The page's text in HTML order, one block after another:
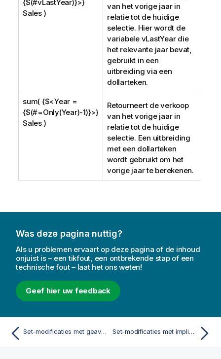
{$(#vLastYear)}>}
Sales )
van het vorige jaar in
relatie tot de huidige
selectie. Hier wordt de
variabele vLastYeardie
het relevante jaar bevat,
gebruikt in een
uitbreiding via een
dollarteken.
sum( {$<Year =
{$(#=Only(Year)-1)}>}
Sales )
Retourneert de verkoop
van het vorige jaar in
relatie tot de huidige
selectie. Een uitbreiding
met een dollarteken
wordt gebruikt om het
vorige jaar te berekenen.
Was deze pagina nuttig?
Als u problemen ervaart op deze pagina of de inhoud
onjuist is – een tikfout, een ontbrekende stap of een
technische fout – laat het ons weten!
Geef hier uw feedback
Set-modificaties met geavanceerd zoeken Set-modificaties met impliciete definitie van veldwaarden